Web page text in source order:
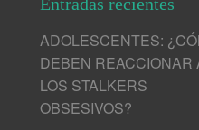
ADOLESCENTES:
DEBEN REACCIONAR
LOS STALKERS
OBSESIVOS?